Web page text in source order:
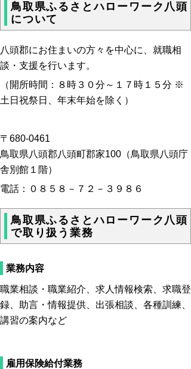
鳥取県ふるさとハローワーク八頭
について
八頭郡にお住まいの方々を中心に、就職相
談・支援を行います。
（開所時間：８時３０分～１７時１５分 ※
土日祝祭日、年末年始を除く）
〒680-0461
鳥取県八頭郡八頭町郡家100（鳥取県八頭庁
舎別館１階）
電話：０８５８－７２－３９８６
鳥取県ふるさとハローワーク八頭
で取り扱う業務
業務内容
職業相談・職業紹介、求人情報検索、求職登
録、助言・情報提供、出張相談、各種訓練、
講習の案内など
雇用保険給付業務